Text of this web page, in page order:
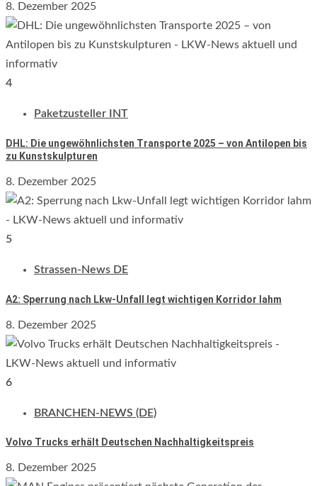
8. Dezember 2025
4
Paketzusteller INT
DHL: Die ungewöhnlichsten Transporte 2025 – von Antilopen bis
zu Kunstskulpturen
8. Dezember 2025
5
Strassen-News DE
A2: Sperrung nach Lkw-Unfall legt wichtigen Korridor lahm
8. Dezember 2025
6
BRANCHEN-NEWS (DE)
Volvo Trucks erhält Deutschen Nachhaltigkeitspreis
8. Dezember 2025